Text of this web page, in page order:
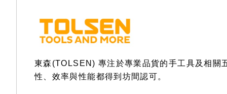
images
東森(TOLSEN) 專注於專業品貨的手工具及相關
性、效率與性能都得到坊間認可。